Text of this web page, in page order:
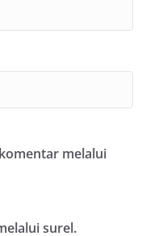
melalui
surel.